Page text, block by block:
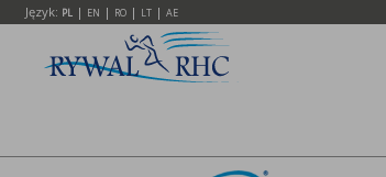
Język: PL | EN | RO | LT | AE